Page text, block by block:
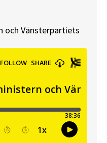
och Vänsterpartiets